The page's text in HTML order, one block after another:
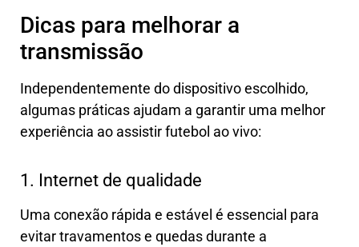
Dicas para melhorar a
transmissão
Independentemente do dispositivo escolhido,
algumas práticas ajudam a garantir uma melhor
experiência ao assistir futebol ao vivo:
1. Internet de qualidade
Uma conexão rápida e estável é essencial para
evitar travamentos e quedas durante a